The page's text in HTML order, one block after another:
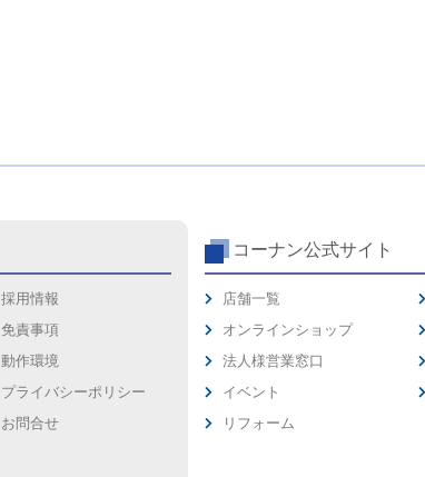
採用情報
免責事項
動作環境
プライバシーポリシー
お問合せ
コーナン公式サイト
店舗一覧
オンラインショップ
法人様営業窓口
イベント
リフォーム